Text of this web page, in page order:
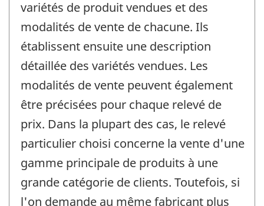
variétés de produit vendues et des
modalités de vente de chacune. Ils
établissent ensuite une description
détaillée des variétés vendues. Les
modalités de vente peuvent également
être précisées pour chaque relevé de
prix. Dans la plupart des cas, le relevé
particulier choisi concerne la vente d'une
gamme principale de produits à une
grande catégorie de clients. Toutefois, si
l'on demande au même fabricant plus